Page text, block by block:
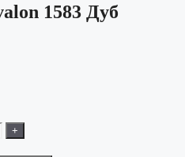
1583 Дуб
+